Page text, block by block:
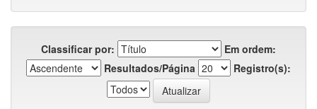
Classificar por:
Em ordem:
Resultados/Página
Registro(s):